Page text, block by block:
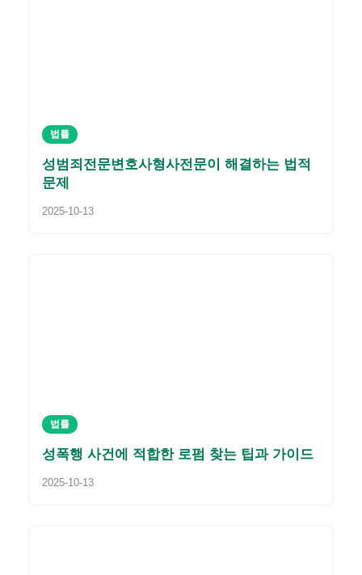
법률
성범죄전문변호사형사전문이 해결하는 법적
문제
2025-10-13
법률
성폭행 사건에 적합한 로펌 찾는 팁과 가이드
2025-10-13